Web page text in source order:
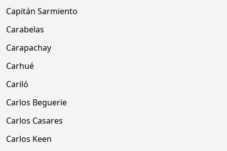
Capitán Sarmiento
Carabelas
Carapachay
Carhué
Cariló
Carlos Beguerie
Carlos Casares
Carlos Keen